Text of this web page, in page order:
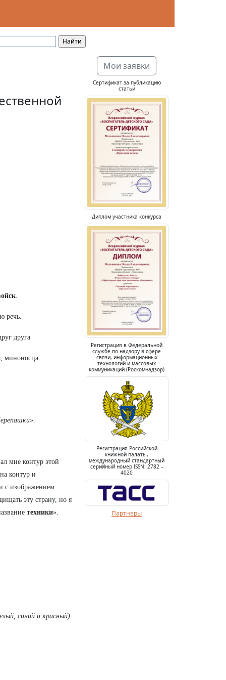
.
речь.
друга
миноносца.
.
мне контур этой
контур и
с изображением
эту страну, но я
техники».
синий и красный)
Мои заявки
Сертификат за публикацию
статьи
Диплом участника конкурса
Регистрация в Федеральной
службе по надзору в сфере
связи, информационных
технологий и массовых
коммуникаций (Роскомнадзор)
Регистрация Российской
книжной палаты,
международный стандартный
серийный номер ISSN: 2782 –
4020
Партнеры